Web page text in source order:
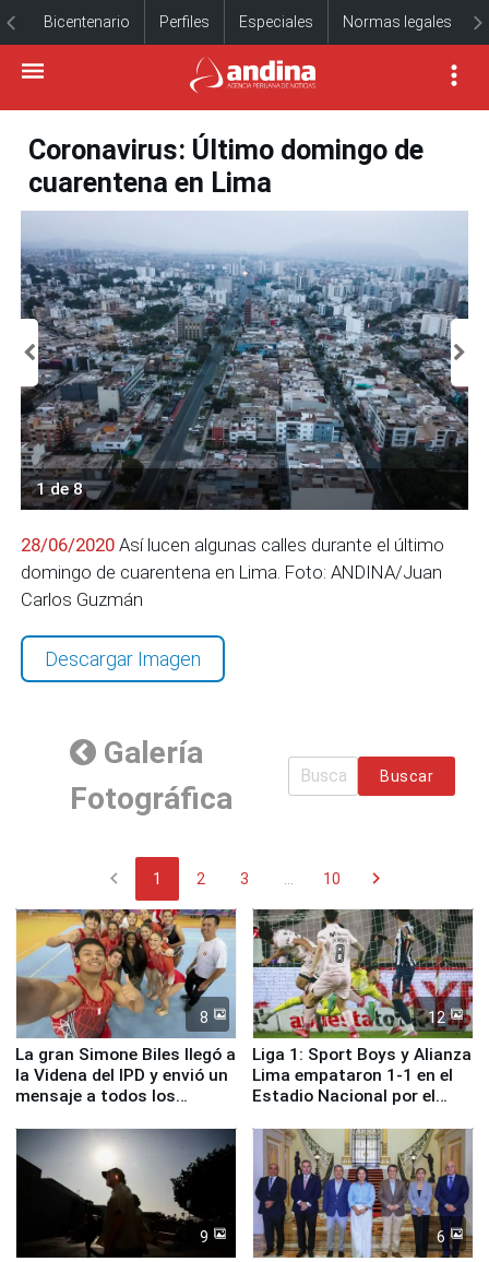
Bicentenario Perfiles Especiales Normas legales
Coronavirus: Último domingo de
cuarentena en Lima
1 de 8
28/06/2020 Así lucen algunas calles durante el último
domingo de cuarentena en Lima. Foto: ANDINA/Juan
Carlos Guzmán
Descargar Imagen
Galería
Fotográfica
Buscar
chevron_left 1 2 3 10 chevron_right
8
La gran Simone Biles llegó a
la Videna del IPD y envió un
mensaje a todos los
12
Liga 1: Sport Boys y Alianza
Lima empataron 1-1 en el
Estadio Nacional por el
9 6